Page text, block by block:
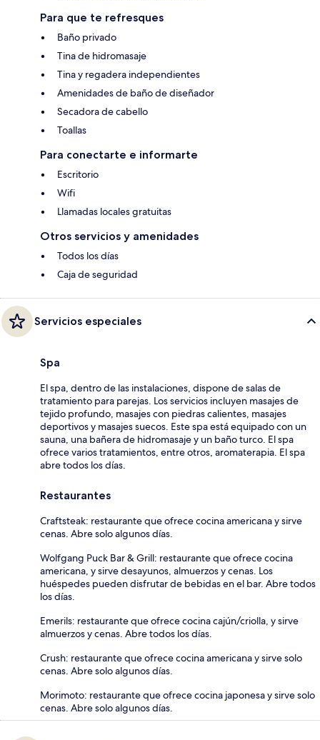
Para que te refresques
Baño privado
Tina de hidromasaje
Tina y regadera independientes
Amenidades de baño de diseñador
Secadora de cabello
Toallas
Para conectarte e informarte
Escritorio
Wifi
Llamadas locales gratuitas
Otros servicios y amenidades
Todos los días
Caja de seguridad
Servicios especiales
Spa
El spa, dentro de las instalaciones, dispone de salas de
tratamiento para parejas. Los servicios incluyen masajes de
tejido profundo, masajes con piedras calientes, masajes
deportivos y masajes suecos. Este spa está equipado con un
sauna, una bañera de hidromasaje y un baño turco. El spa
ofrece varios tratamientos, entre otros, aromaterapia. El spa
abre todos los días.
Restaurantes
Craftsteak: restaurante que ofrece cocina americana y sirve
cenas. Abre solo algunos días.
Wolfgang Puck Bar & Grill: restaurante que ofrece cocina
americana, y sirve desayunos, almuerzos y cenas. Los
huéspedes pueden disfrutar de bebidas en el bar. Abre todos
los días.
Emerils: restaurante que ofrece cocina cajún/criolla, y sirve
almuerzos y cenas. Abre todos los días.
Crush: restaurante que ofrece cocina americana y sirve solo
cenas. Abre solo algunos días.
Morimoto: restaurante que ofrece cocina japonesa y sirve solo
cenas. Abre solo algunos días.